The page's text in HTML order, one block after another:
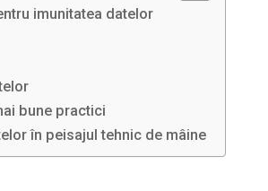
imunitatea datelor
bune practici
în peisajul tehnic de mâine